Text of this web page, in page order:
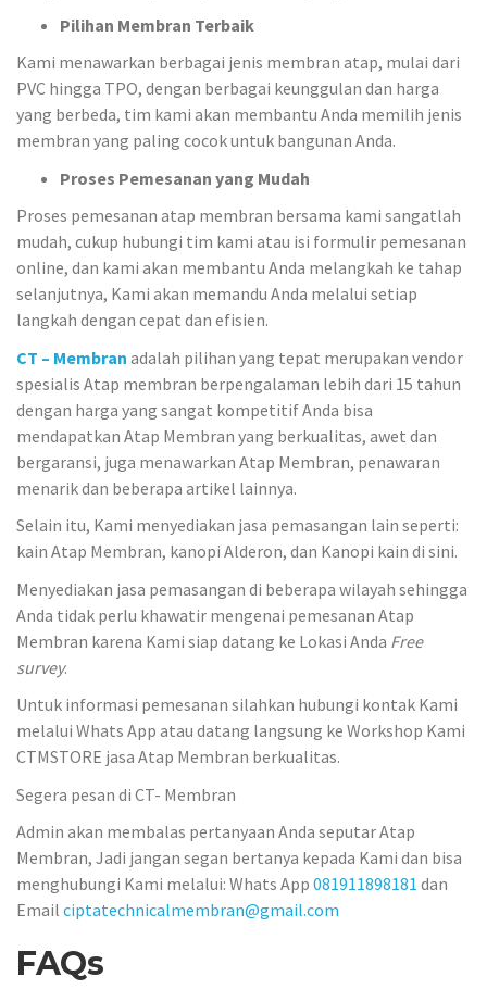
Pilihan Membran Terbaik
Kami menawarkan berbagai jenis membran atap, mulai dari
PVC hingga TPO, dengan berbagai keunggulan dan harga
yang berbeda, tim kami akan membantu Anda memilih jenis
membran yang paling cocok untuk bangunan Anda.
Proses Pemesanan yang Mudah
Proses pemesanan atap membran bersama kami sangatlah
mudah, cukup hubungi tim kami atau isi formulir pemesanan
online, dan kami akan membantu Anda melangkah ke tahap
selanjutnya, Kami akan memandu Anda melalui setiap
langkah dengan cepat dan efisien.
CT – Membran adalah pilihan yang tepat merupakan vendor
spesialis Atap membran berpengalaman lebih dari 15 tahun
dengan harga yang sangat kompetitif Anda bisa
mendapatkan Atap Membran yang berkualitas, awet dan
bergaransi, juga menawarkan Atap Membran, penawaran
menarik dan beberapa artikel lainnya.
Selain itu, Kami menyediakan jasa pemasangan lain seperti:
kain Atap Membran, kanopi Alderon, dan Kanopi kain di sini.
Menyediakan jasa pemasangan di beberapa wilayah sehingga
Anda tidak perlu khawatir mengenai pemesanan Atap
Membran karena Kami siap datang ke Lokasi Anda Free
survey.
Untuk informasi pemesanan silahkan hubungi kontak Kami
melalui Whats App atau datang langsung ke Workshop Kami
CTMSTORE jasa Atap Membran berkualitas.
Segera pesan di CT- Membran
Admin akan membalas pertanyaan Anda seputar Atap
Membran, Jadi jangan segan bertanya kepada Kami dan bisa
menghubungi Kami melalui: Whats App 081911898181 dan
Email ciptatechnicalmembran@gmail.com
FAQs